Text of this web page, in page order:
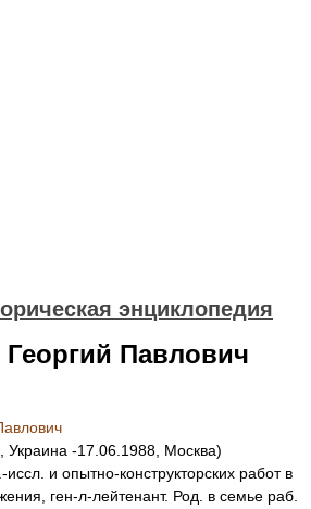
энциклопедия
Павлович
Украина -17.06.1988, Москва)
и опытно-конструкторских работ в
ген-л-лейтенант. Род. в семье раб.